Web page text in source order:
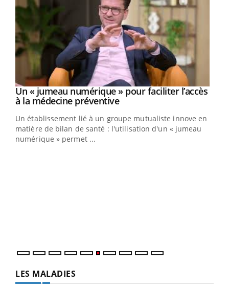
Youtube
Un « jumeau numérique » pour faciliter l’accès
à la médecine préventiveYoutube
Un établissement lié à un groupe mutualiste innove en
matière de bilan de santé : l'utilisation d'un « jumeau
numérique » permet ...
LES MALADIES